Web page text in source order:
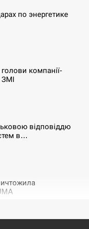
по энергетике
компанії-
ЗМІ
відповіддю
в…